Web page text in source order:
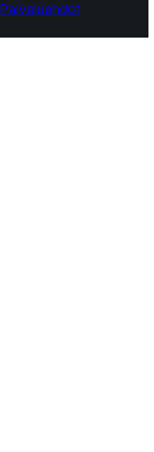
Palveluehdot